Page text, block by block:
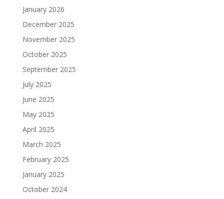
January 2026
December 2025
November 2025
October 2025
September 2025
July 2025
June 2025
May 2025
April 2025
March 2025
February 2025
January 2025
October 2024